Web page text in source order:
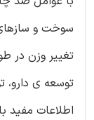
سوخت و
تغییر وزن در
توسعه ی دارو،
اطلاعات مفید